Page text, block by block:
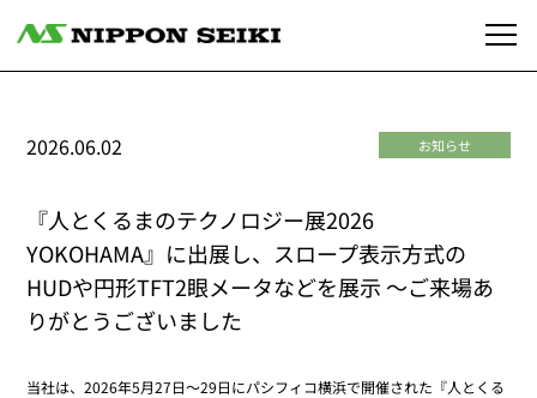
お知らせ
2026.06.02
『人とくるまのテクノロジー展2026
YOKOHAMA』に出展し、スロープ表示方式の
HUDや円形TFT2眼メータなどを展示 ～ご来場あ
りがとうございました
当社は、2026年5月27日～29日にパシフィコ横浜で開催された『人とくる